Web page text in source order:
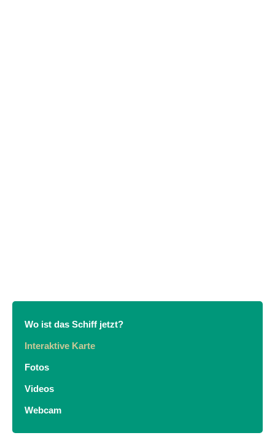
Wo ist das Schiff jetzt?
Interaktive Karte
Fotos
Videos
Webcam